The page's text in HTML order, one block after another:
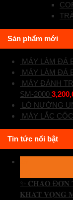
Sản phẩm mới
MÁY LÀM ĐÁ
MÁY LÀM ĐÁ
MÁY ĐÁNH
SM-2000
LÒ NƯỚNG
MÁY LẮC
Tin tức nổi bật
✨ 𝐂𝐇𝐀̀𝐎
𝐊𝐇𝐀́𝐓 𝐕𝐎̣𝐍𝐆